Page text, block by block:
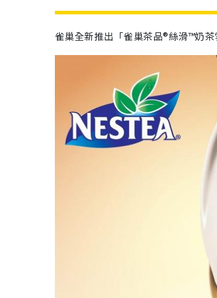
雀巢全新推出「雀巢茶品®絲滑™奶